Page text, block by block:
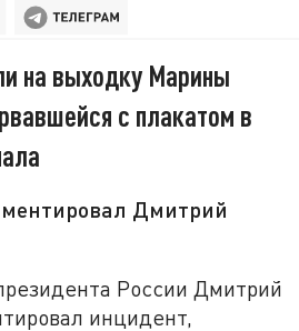
на выходку Марины
с плакатом в
Дмитрий
России Дмитрий
инцидент,